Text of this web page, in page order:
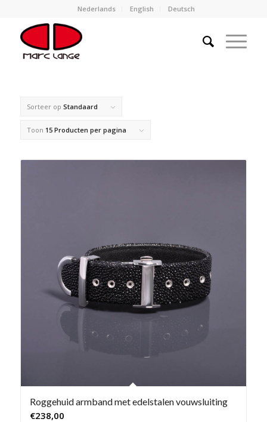
Nederlands English Deutsch
Sorteer op Standaard
Toon 15 Producten per pagina
Roggehuid armband met edelstalen vouwsluiting
€238,00